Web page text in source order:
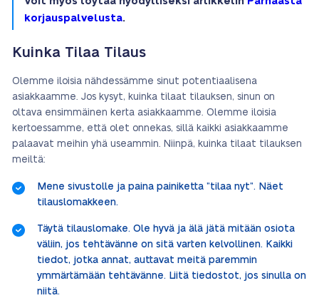
korjauspalvelusta.
Kuinka Tilaa Tilaus
Olemme iloisia nähdessämme sinut potentiaalisena
asiakkaamme. Jos kysyt, kuinka tilaat tilauksen, sinun on
oltava ensimmäinen kerta asiakkaamme. Olemme iloisia
kertoessamme, että olet onnekas, sillä kaikki asiakkaamme
palaavat meihin yhä useammin. Niinpä, kuinka tilaat tilauksen
meiltä:
Mene sivustolle ja paina painiketta ”tilaa nyt”. Näet
tilauslomakkeen.
Täytä tilauslomake. Ole hyvä ja älä jätä mitään osiota
väliin, jos tehtävänne on sitä varten kelvollinen. Kaikki
tiedot, jotka annat, auttavat meitä paremmin
ymmärtämään tehtävänne. Liitä tiedostot, jos sinulla on
niitä.